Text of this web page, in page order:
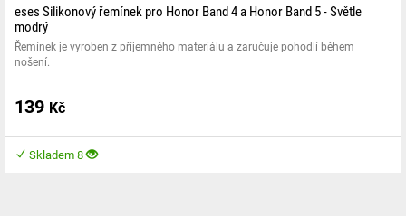
eses Silikonový řemínek pro Honor Band 4 a Honor Band 5 - Světle
modrý
Řemínek je vyroben z příjemného materiálu a zaručuje pohodlí během
nošení.
139 Kč
Skladem 8